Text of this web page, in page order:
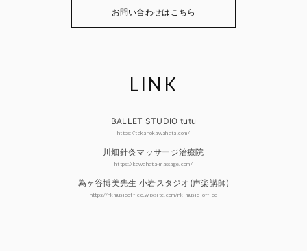
お問い合わせはこちら
LINK
BALLET STUDIO tutu
https://takanokawahata.com/
川畑針灸マッサージ治療院
https://kawahata-massage.com/
為ヶ谷博美先生 小岩スタジオ(声楽講師)
https://nkmusicoffice.wixsite.com/nk-music-office